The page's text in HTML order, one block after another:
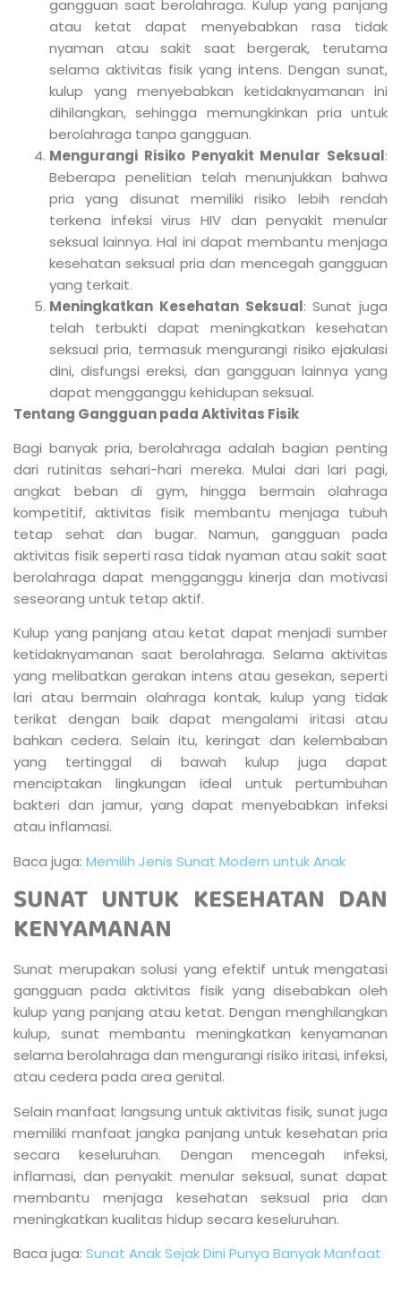
gangguan saat berolahraga. Kulup yang panjang
atau ketat dapat menyebabkan rasa tidak
nyaman atau sakit saat bergerak, terutama
selama aktivitas fisik yang intens. Dengan sunat,
kulup yang menyebabkan ketidaknyamanan ini
dihilangkan, sehingga memungkinkan pria untuk
berolahraga tanpa gangguan.
Mengurangi Risiko Penyakit Menular Seksual:
Beberapa penelitian telah menunjukkan bahwa
pria yang disunat memiliki risiko lebih rendah
terkena infeksi virus HIV dan penyakit menular
seksual lainnya. Hal ini dapat membantu menjaga
kesehatan seksual pria dan mencegah gangguan
yang terkait.
Meningkatkan Kesehatan Seksual: Sunat juga
telah terbukti dapat meningkatkan kesehatan
seksual pria, termasuk mengurangi risiko ejakulasi
dini, disfungsi ereksi, dan gangguan lainnya yang
dapat mengganggu kehidupan seksual.
Tentang Gangguan pada Aktivitas Fisik
Bagi banyak pria, berolahraga adalah bagian penting
dari rutinitas sehari-hari mereka. Mulai dari lari pagi,
angkat beban di gym, hingga bermain olahraga
kompetitif, aktivitas fisik membantu menjaga tubuh
tetap sehat dan bugar. Namun, gangguan pada
aktivitas fisik seperti rasa tidak nyaman atau sakit saat
berolahraga dapat mengganggu kinerja dan motivasi
seseorang untuk tetap aktif.
Kulup yang panjang atau ketat dapat menjadi sumber
ketidaknyamanan saat berolahraga. Selama aktivitas
yang melibatkan gerakan intens atau gesekan, seperti
lari atau bermain olahraga kontak, kulup yang tidak
terikat dengan baik dapat mengalami iritasi atau
bahkan cedera. Selain itu, keringat dan kelembaban
yang tertinggal di bawah kulup juga dapat
menciptakan lingkungan ideal untuk pertumbuhan
bakteri dan jamur, yang dapat menyebabkan infeksi
atau inflamasi.
Baca juga: Memilih Jenis Sunat Modern untuk Anak
SUNAT UNTUK KESEHATAN DAN
KENYAMANAN
Sunat merupakan solusi yang efektif untuk mengatasi
gangguan pada aktivitas fisik yang disebabkan oleh
kulup yang panjang atau ketat. Dengan menghilangkan
kulup, sunat membantu meningkatkan kenyamanan
selama berolahraga dan mengurangi risiko iritasi, infeksi,
atau cedera pada area genital.
Selain manfaat langsung untuk aktivitas fisik, sunat juga
memiliki manfaat jangka panjang untuk kesehatan pria
secara keseluruhan. Dengan mencegah infeksi,
inflamasi, dan penyakit menular seksual, sunat dapat
membantu menjaga kesehatan seksual pria dan
meningkatkan kualitas hidup secara keseluruhan.
Baca juga: Sunat Anak Sejak Dini Punya Banyak Manfaat